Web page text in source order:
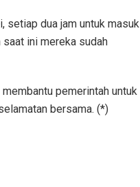
setiap dua jam untuk masuk
saat ini mereka sudah
pemerintah untuk
bersama. (*)